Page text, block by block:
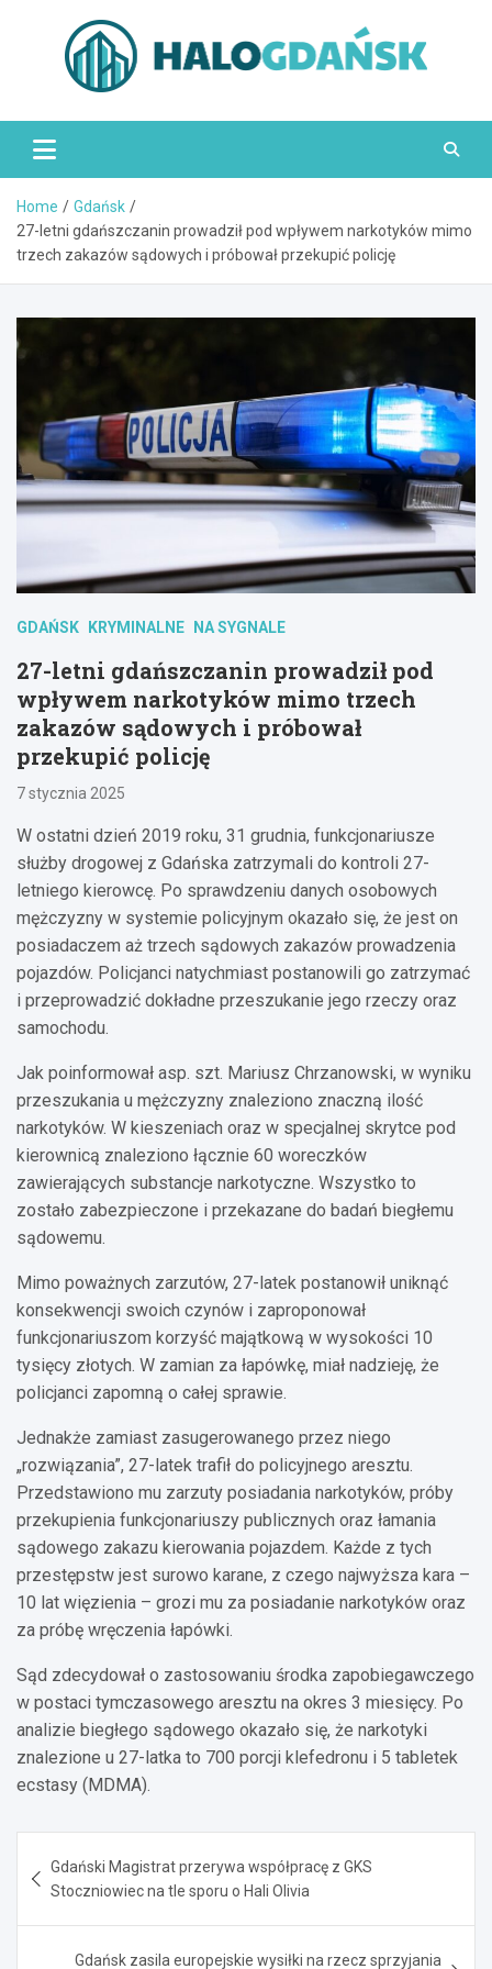
HaloGdańsk.pl
Home
Gdańsk
27-letni gdańszczanin prowadził pod wpływem narkotyków mimo
trzech zakazów sądowych i próbował przekupić policję
GDAŃSK KRYMINALNE NA SYGNALE
27-letni gdańszczanin prowadził pod
wpływem narkotyków mimo trzech
zakazów sądowych i próbował
przekupić policję
7 stycznia 2025
W ostatni dzień 2019 roku, 31 grudnia, funkcjonariusze
służby drogowej z Gdańska zatrzymali do kontroli 27-
letniego kierowcę. Po sprawdzeniu danych osobowych
mężczyzny w systemie policyjnym okazało się, że jest on
posiadaczem aż trzech sądowych zakazów prowadzenia
pojazdów. Policjanci natychmiast postanowili go zatrzymać
i przeprowadzić dokładne przeszukanie jego rzeczy oraz
samochodu.
Jak poinformował asp. szt. Mariusz Chrzanowski, w wyniku
przeszukania u mężczyzny znaleziono znaczną ilość
narkotyków. W kieszeniach oraz w specjalnej skrytce pod
kierownicą znaleziono łącznie 60 woreczków
zawierających substancje narkotyczne. Wszystko to
zostało zabezpieczone i przekazane do badań biegłemu
sądowemu.
Mimo poważnych zarzutów, 27-latek postanowił uniknąć
konsekwencji swoich czynów i zaproponował
funkcjonariuszom korzyść majątkową w wysokości 10
tysięcy złotych. W zamian za łapówkę, miał nadzieję, że
policjanci zapomną o całej sprawie.
Jednakże zamiast zasugerowanego przez niego
„rozwiązania”, 27-latek trafił do policyjnego aresztu.
Przedstawiono mu zarzuty posiadania narkotyków, próby
przekupienia funkcjonariuszy publicznych oraz łamania
sądowego zakazu kierowania pojazdem. Każde z tych
przestępstw jest surowo karane, z czego najwyższa kara –
10 lat więzienia – grozi mu za posiadanie narkotyków oraz
za próbę wręczenia łapówki.
Sąd zdecydował o zastosowaniu środka zapobiegawczego
w postaci tymczasowego aresztu na okres 3 miesięcy. Po
analizie biegłego sądowego okazało się, że narkotyki
znalezione u 27-latka to 700 porcji klefedronu i 5 tabletek
ecstasy (MDMA).
wpisu
Gdański Magistrat przerywa współpracę z GKS
Stoczniowiec na tle sporu o Hali Olivia
Gdańsk zasila europejskie wysiłki na rzecz sprzyjania